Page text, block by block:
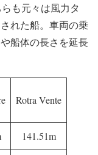
らも元々は風力タ
れた船。車両の乗
船体の長さを延長
Rotra Vente
141.51m